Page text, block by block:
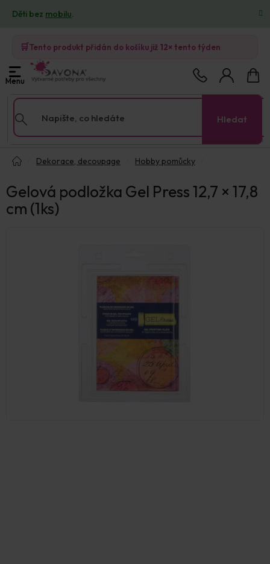
obsah
Děti bez mobilu.
🛒Tento produkt přidán do košíku již 12× tento týden
Hledat
košík
Dekorace, decoupage
Hobby pomůcky
Gelová podložka Gel Press 12,7 × 17,8
cm (1ks)